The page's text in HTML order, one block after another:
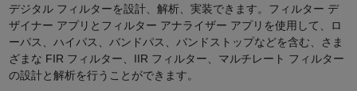
デジタル フィルターを設計、解析、実装できます。フィルター デ
ザイナー アプリとフィルター アナライザー アプリを使用して、ロ
ーパス、ハイパス、バンドパス、バンドストップなどを含む、さま
ざまな FIR フィルター、IIR フィルター、マルチレート フィルター
の設計と解析を行うことができます。